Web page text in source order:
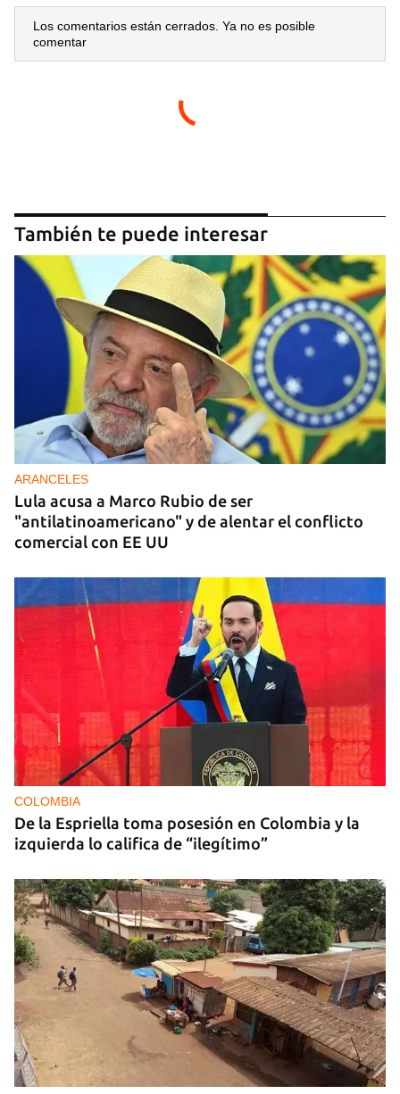
iniciar sesión con tu cuenta de 14ymedio.
INICIAR SESIÓN CANCELAR
Los comentarios están cerrados. Ya no es posible
comentar
También te puede interesar
ARANCELES
Lula acusa a Marco Rubio de ser
"antilatinoamericano" y de alentar el conflicto
comercial con EE UU
COLOMBIA
De la Espriella toma posesión en Colombia y la
izquierda lo califica de “ilegítimo”